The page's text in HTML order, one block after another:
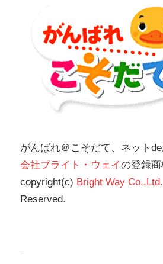
がんばれ＠こそだて、ネット
会社ブライト・ウェイの登録商
copyright(c) Bright Way Co.,Ltd.
Reserved.